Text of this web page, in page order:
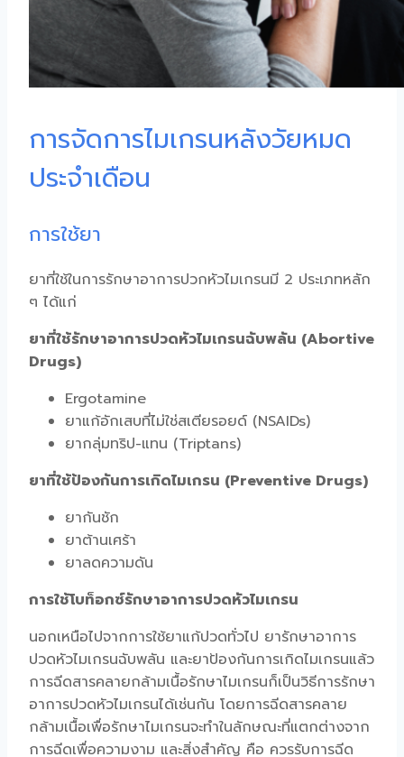
การจัดการไมเกรนหลังวัยหมด
ประจำเดือน
การใช้ยา
ยาที่ใช้ในการรักษาอาการปวกหัวไมเกรนมี 2 ประเภทหลัก
ๆ ได้แก่
ยาที่ใช้รักษาอาการปวดหัวไมเกรนฉับพลัน (Abortive
Drugs)
Ergotamine
ยาแก้อักเสบที่ไม่ใช่สเตียรอยด์ (NSAIDs)
ยากลุ่มทริป-แทน (Triptans)
ยาที่ใช้ป้องกันการเกิดไมเกรน (Preventive Drugs)
ยากันชัก
ยาต้านเศร้า
ยาลดความดัน
การใช้โบท็อกซ์รักษาอาการปวดหัวไมเกรน
นอกเหนือไปจากการใช้ยาแก้ปวดทั่วไป ยารักษาอาการ
ปวดหัวไมเกรนฉับพลัน และยาป้องกันการเกิดไมเกรนแล้ว
การฉีดสารคลายกล้ามเนื้อรักษาไมเกรนก็เป็นวิธีการรักษา
อาการปวดหัวไมเกรนได้เช่นกัน โดยการฉีดสารคลาย
กล้ามเนื้อเพื่อรักษาไมเกรนจะทำในลักษณะที่แตกต่างจาก
การฉีดเพื่อความงาม และสิ่งสำคัญ คือ ควรรับการฉีด